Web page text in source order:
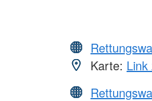
Karte: